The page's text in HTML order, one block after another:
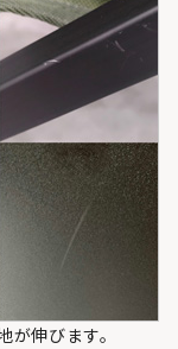
伸びます。